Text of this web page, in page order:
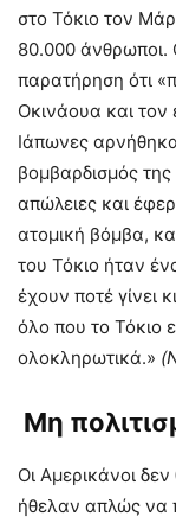
στο Τόκιο τον
80.000 άνθρωποι.
παρατήρηση ότι
Οκινάουα και τον
Ιάπωνες
βομβαρδισμός
απώλειες και
ατομική βόμβα,
του Τόκιο ήταν
έχουν ποτέ γίνει
όλο που το Τόκιο
ολοκληρωτικά.» (
Μη
Οι Αμερικάνοι
ήθελαν απλώς να